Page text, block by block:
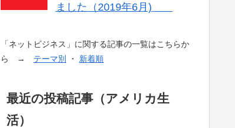
ました（2019年6月)
「ネットビジネス」に関する記事の一覧はこちらか
ら → テーマ別 ・ 新着順
最近の投稿記事（アメリカ生
活）